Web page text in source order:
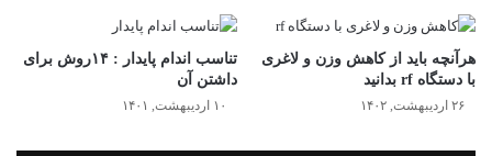
هرآنچه باید از کاهش وزن و لاغری
با دستگاه rf بدانید
۲۶ اردیبهشت, ۱۴۰۲
تناسب اندام پایدار : ۱۴روش برای
داشتن آن
۱۰ اردیبهشت, ۱۴۰۱